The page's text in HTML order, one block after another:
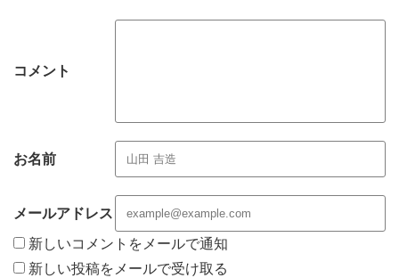
コメント
お名前
メールアドレス
新しいコメントをメールで通知
新しい投稿をメールで受け取る